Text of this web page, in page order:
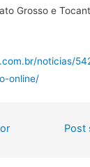
Grosso e
noticias/
online/
Post